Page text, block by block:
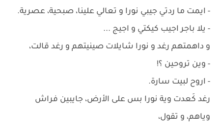
- ايمت ما ردتي جيبي نورا و تعالي علينا، صبحية، عصرية.
- يلا باجر اجيب كيكتي و اجيج ...
و داهمتهم رغد و نورا شايلات صينيتهم و رغد قالت،
- وين تروحين ؟!
- اروح لبيت سارة.
رغد كَعدت وية نورا بس على الأرض، جايبين فراش
وياهم، و تقول،